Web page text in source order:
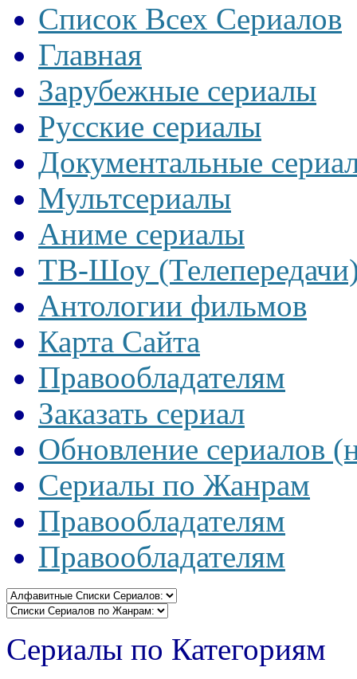
Список Всех Сериалов
Главная
Зарубежные сериалы
Русские сериалы
Документальные
Мультсериалы
Аниме сериалы
ТВ-Шоу
Антологии фильмов
Карта Сайта
Правообладателям
Заказать сериал
Обновление сериалов
Сериалы по Жанрам
Правообладателям
Правообладателям
Сериалы по Категориям